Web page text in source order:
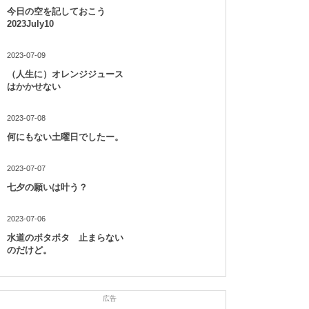
今日の空を記しておこう
2023July10
2023-07-09
（人生に）オレンジジュース
はかかせない
2023-07-08
何にもない土曜日でしたー。
2023-07-07
七夕の願いは叶う？
2023-07-06
水道のポタポタ 止まらない
のだけど。
広告